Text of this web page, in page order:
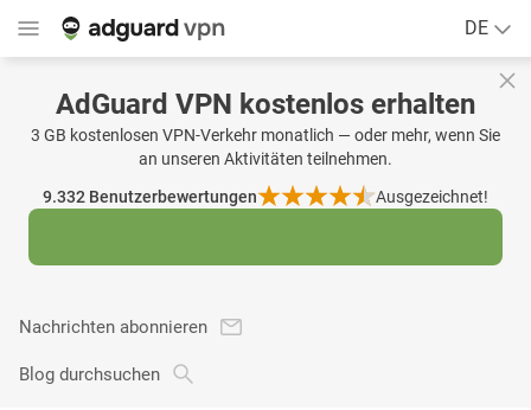
DE
AdGuard VPN kostenlos erhalten
3 GB kostenlosen VPN-Verkehr monatlich — oder mehr, wenn Sie
an unseren Aktivitäten teilnehmen.
9.332 Benutzerbewertungen Ausgezeichnet!
Nachrichten abonnieren
Blog durchsuchen